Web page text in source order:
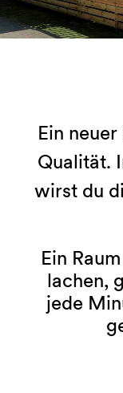
Ein
Qualität.
wirst du
Ein
lachen,
jede